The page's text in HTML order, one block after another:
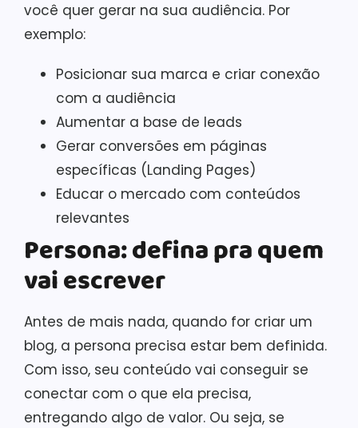
você quer gerar na sua audiência. Por
exemplo:
Posicionar sua marca e criar conexão
com a audiência
Aumentar a base de leads
Gerar conversões em páginas
específicas (Landing Pages)
Educar o mercado com conteúdos
relevantes
Persona: defina pra quem
vai escrever
Antes de mais nada, quando for criar um
blog, a persona precisa estar bem definida.
Com isso, seu conteúdo vai conseguir se
conectar com o que ela precisa,
entregando algo de valor. Ou seja, se